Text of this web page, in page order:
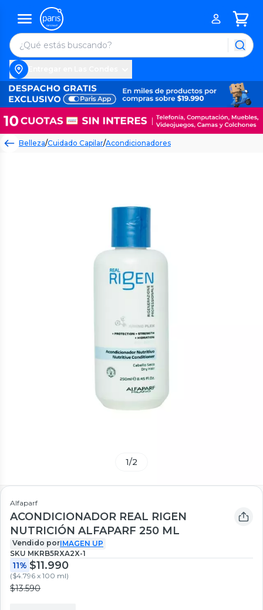
Belleza/Cuidado Capilar/Acondicionadores
1/2
Alfaparf
ACONDICIONADOR REAL RIGEN
NUTRICIÓN ALFAPARF 250 ML
Vendido porIMAGEN UP
SKU MKRB5RXA2X-1
11% $11.990
($4.796 x 100 ml)
$13.590